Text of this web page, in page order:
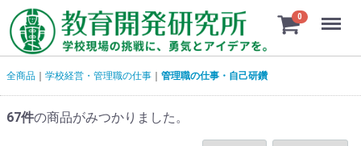
0 Menu
全商品 学校経営・管理職の仕事 管理職の仕事・自己研鑽
67件の商品がみつかりました。